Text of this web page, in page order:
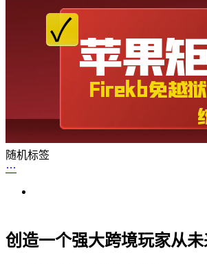
随机标签
创造一个强大跨境玩家从